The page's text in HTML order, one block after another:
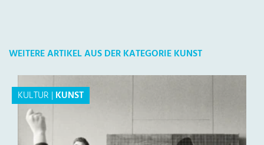
WEITERE ARTIKEL AUS DER KATEGORIE KUNST
KULTUR |KUNST